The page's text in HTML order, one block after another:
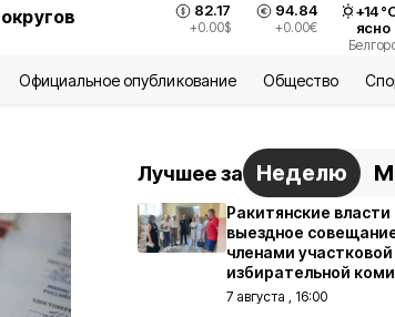
82.17
+0.00$
94.84
+0.00€
+14
ясно
Официальное опубликование Общество
Лучшее за Неделю
Ракитянские власти
выездное
членами участковой
избирательной
7 августа , 16:00